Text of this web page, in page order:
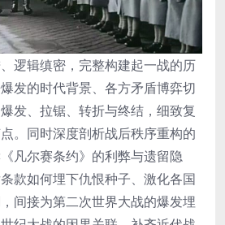
逻辑缜密，完整构建起一战的历
发的时代背景、各方矛盾博弈切
发、拉锯、转折与终结，细致复
。同时深度剖析战后秩序重构的
凡尔赛条约》的利弊与遗留隐
款如何埋下仇恨种子、激化各国
间接为第二次世界大战的爆发埋